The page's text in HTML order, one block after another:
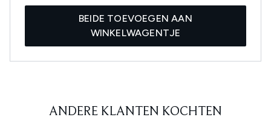
BEIDE TOEVOEGEN AAN
WINKELWAGENTJE
ANDERE KLANTEN KOCHTEN